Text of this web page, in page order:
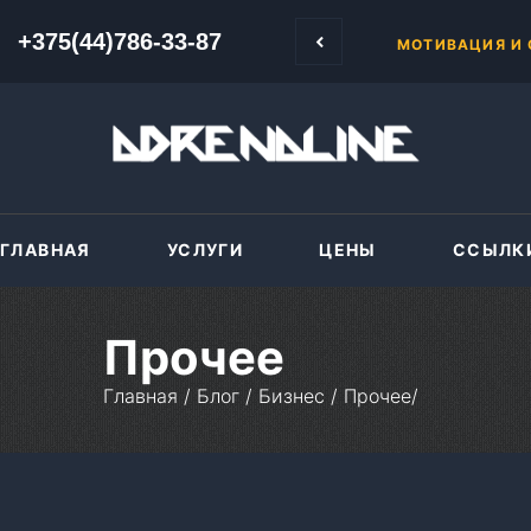
+375(44)786-33-87 +375(44)786-33-87
в бесплатной школе, затем продвинутый курс «500-1000». КОМУ НУЖЕН
ГЛАВНАЯ УСЛУГИ ЦЕНЫ
Прочее
Главная / Блог / Бизнес / Прочее/